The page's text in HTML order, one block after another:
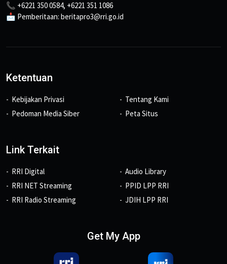
📞 +6221 350 0584, +6221 351 1086
📩 Pemberitaan: beritapro3@rri.go.id
Ketentuan
Kebijakan Privasi
Pedoman Media Siber
Tentang Kami
Peta Situs
Link Terkait
RRI Digital
RRI NET Streaming
RRI Radio Streaming
Audio Library
PPID LPP RRI
JDIH LPP RRI
Get My App